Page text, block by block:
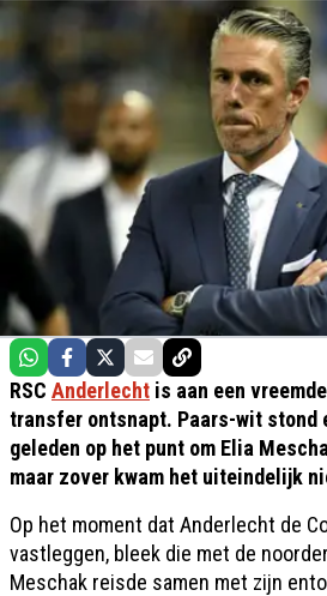
RSC Anderlecht is aan een
transfer ontsnapt. Paars-wit stond
geleden op het punt om Elia
maar zover kwam het uiteindelijk
Op het moment dat Anderlecht de
vastleggen, bleek die met de
Meschak reisde samen met zijn